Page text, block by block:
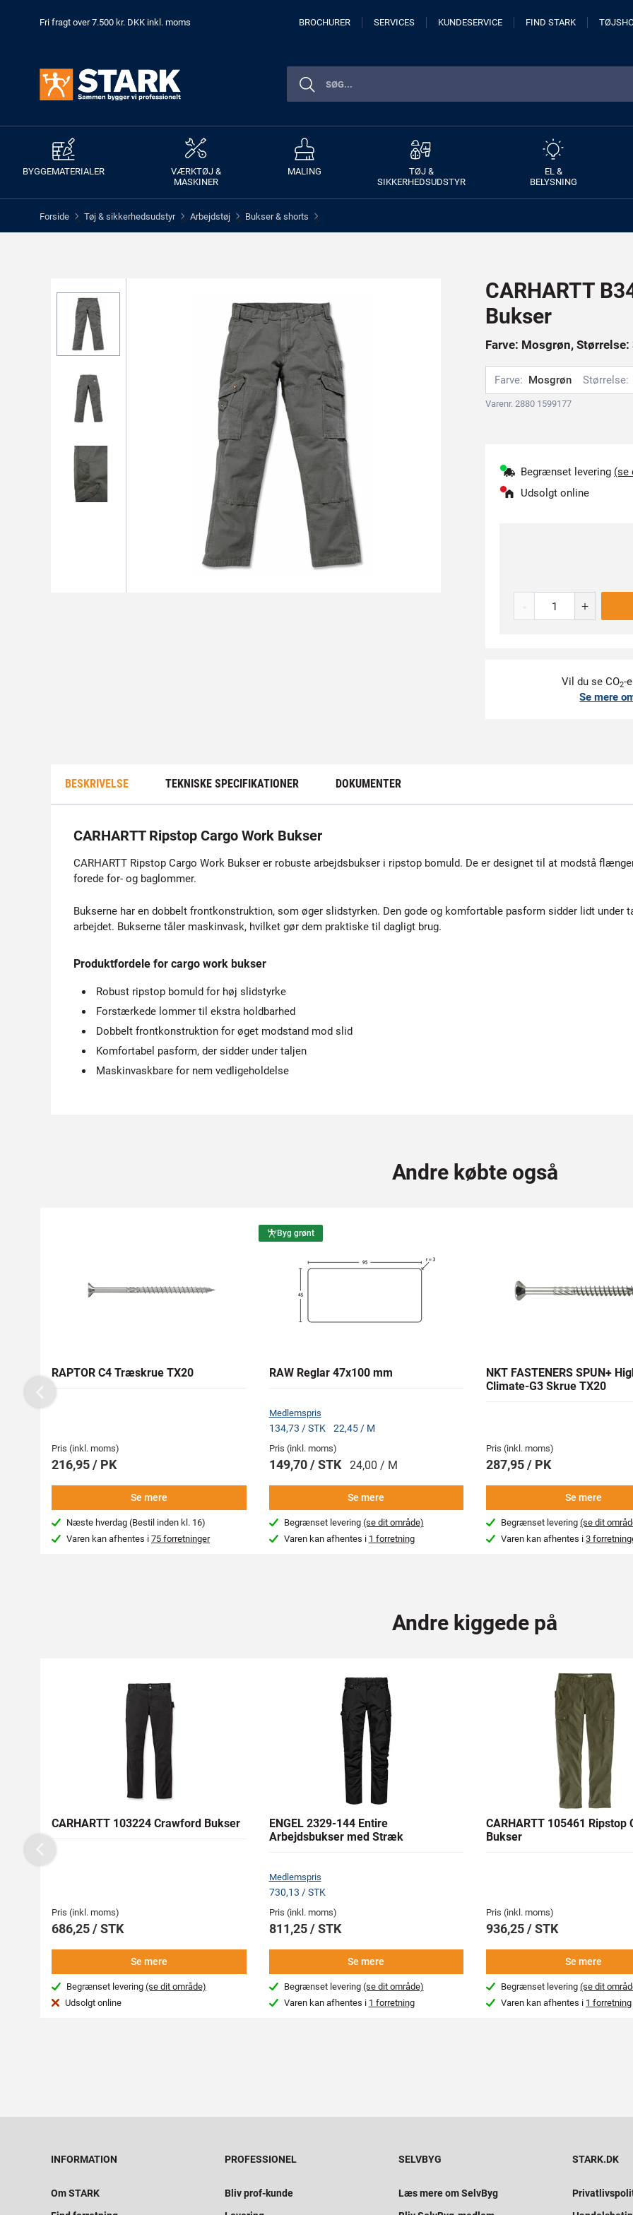
Fri fragt over 7.500 kr. DKK inkl. moms BROCHURER SERVICES KUNDESERVICE FIND STARK
BYGGEMATERIALER
VÆRKTØJ &
MASKINER
MALING
TØJ &
SIKKERHEDSUDSTYR
EL &
BELYSNING
Forside > Tøj & sikkerhedsudstyr > Arbejdstøj > Bukser & shorts >
CARHARTT
Bukser
Farve: Mosgrøn, Størrelse:
Farve: Mosgrøn Størrelse:
Varenr. 2880 1599177
Begrænset levering (se
Udsolgt online
- +
Vil du se CO2-
Se mere
BESKRIVELSE TEKNISKE SPECIFIKATIONER DOKUMENTER
CARHARTT Ripstop Cargo Work Bukser
CARHARTT Ripstop Cargo Work Bukser er robuste arbejdsbukser i ripstop bomuld. De er designet til at modstå
forede for- og baglommer.
Bukserne har en dobbelt frontkonstruktion, som øger slidstyrken. Den gode og komfortable pasform sidder lidt under
arbejdet. Bukserne tåler maskinvask, hvilket gør dem praktiske til dagligt brug.
Produktfordele for cargo work bukser
Robust ripstop bomuld for høj slidstyrke
Forstærkede lommer til ekstra holdbarhed
Dobbelt frontkonstruktion for øget modstand mod slid
Komfortabel pasform, der sidder under taljen
Maskinvaskbare for nem vedligeholdelse
Andre købte også
RAPTOR C4 Træskrue TX20
Pris (inkl. moms)
216,95 / PK
Se mere
Næste hverdag (Bestil inden kl. 16)
Varen kan afhentes i75 forretninger
Byg grønt
RAW Reglar 47x100 mm
Medlemspris
134,73 / STK 22,45 / M
Pris (inkl. moms)
149,70 / STK 24,00 / M
Se mere
Begrænset levering (se dit område)
Varen kan afhentes i 1 forretning
NKT FASTENERS SPUN+
Climate-G3 Skrue TX20
Pris (inkl. moms)
287,95 / PK
Se mere
Begrænset levering(se dit
Varen kan afhentes i3
Previous
Andre kiggede på
CARHARTT 103224 Crawford Bukser
Pris (inkl. moms)
686,25 / STK
Se mere
Begrænset levering(se dit område)
Udsolgt online
ENGEL 2329-144 Entire
Arbejdsbukser med Stræk
Medlemspris
730,13 / STK
Pris (inkl. moms)
811,25 / STK
Se mere
Begrænset levering (se dit område)
Varen kan afhentes i 1 forretning
CARHARTT 105461 Ripstop
Bukser
Pris (inkl. moms)
936,25 / STK
Se mere
Begrænset levering(se dit
Varen kan afhentes i 1 forretning
Previous
INFORMATION
Om STARK
PROFESSIONEL
Bliv prof-kunde
SELVBYG
Læs mere om SelvByg
STARK.DK